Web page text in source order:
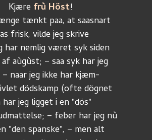
Kjære
frù Höst!
tænkt paa, at saasnart
frisk, vilde jeg skrive
har nemlig været syk siden
aùgùst; – saa syk har jeg
naar jeg ikke har kjæm-
dödskamp (ofte dögnet
jeg ligget i en "dös"
– feber har jeg nù
"den spanske", – men alt